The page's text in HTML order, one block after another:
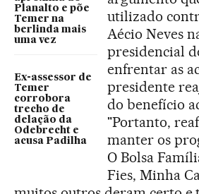
Planalto e põe
Temer na
berlinda mais
uma vez
Ex-assessor de
Temer
corrobora
trecho de
delação da
Odebrecht e
acusa Padilha
utilizado
Aécio Neves
presidencial
enfrentar as
presidente
do benefício
"Portanto,
manter os
O Bolsa
Fies, Minha